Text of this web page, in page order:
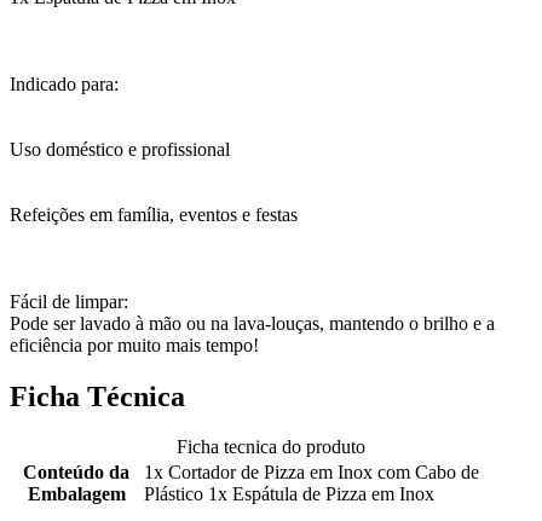
Indicado para:
Uso doméstico e profissional
Refeições em família, eventos e festas
Fácil de limpar:
Pode ser lavado à mão ou na lava-louças, mantendo o brilho e a
eficiência por muito mais tempo!
Ficha Técnica
Ficha tecnica do produto
Conteúdo da
Embalagem
1x Cortador de Pizza em Inox com Cabo de
Plástico 1x Espátula de Pizza em Inox